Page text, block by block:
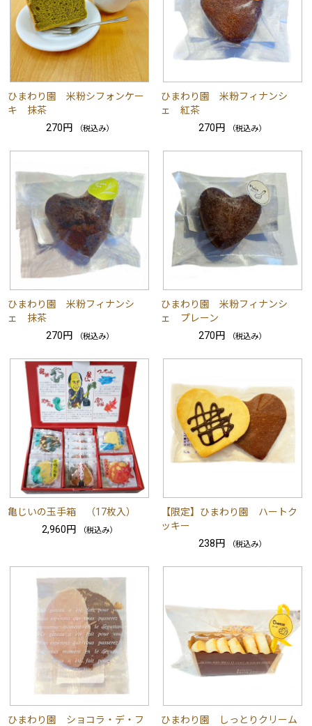
ひまわり園 米粉シフォンケー
キ 抹茶
270円
（税込み）
ひまわり園 米粉フィナンシ
ェ 紅茶
270円
（税込み）
ひまわり園 米粉フィナンシ
ェ 抹茶
270円
（税込み）
ひまわり園 米粉フィナンシ
ェ プレーン
270円
（税込み）
亀じいの玉手箱 （17枚入）
2,960円
（税込み）
【限定】ひまわり園 ハートク
ッキー
238円
（税込み）
ひまわり園 ショコラ・デ・フ
ひまわり園 しっとりクリーム